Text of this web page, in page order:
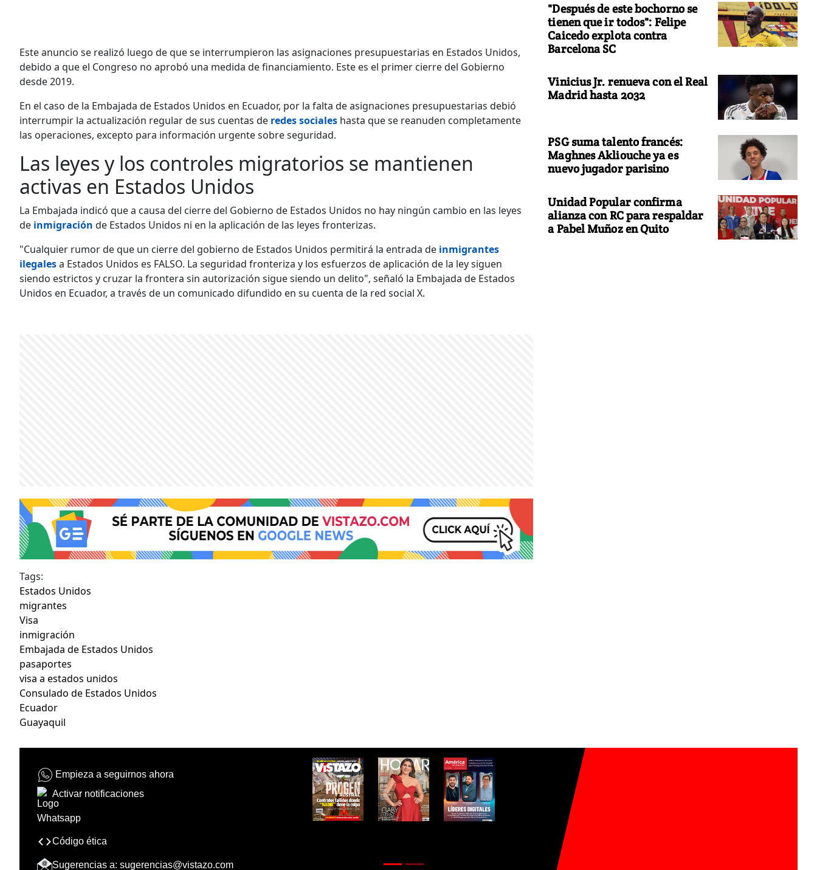
Este anuncio se realizó luego de que se interrumpieron las asignaciones presupuestarias en Estados Unidos,
debido a que el Congreso no aprobó una medida de financiamiento. Este es el primer cierre del Gobierno
desde 2019.
En el caso de la Embajada de Estados Unidos en Ecuador, por la falta de asignaciones presupuestarias debió
interrumpir la actualización regular de sus cuentas de redes sociales hasta que se reanuden completamente
las operaciones, excepto para información urgente sobre seguridad.
Las leyes y los controles migratorios se mantienen
activas en Estados Unidos
La Embajada indicó que a causa del cierre del Gobierno de Estados Unidos no hay ningún cambio en las leyes
de inmigración de Estados Unidos ni en la aplicación de las leyes fronterizas.
"Cualquier rumor de que un cierre del gobierno de Estados Unidos permitirá la entrada de inmigrantes
ilegalesa Estados Unidos es FALSO. La seguridad fronteriza y los esfuerzos de aplicación de la ley siguen
siendo estrictos y cruzar la frontera sin autorización sigue siendo un delito", señaló la Embajada de Estados
Unidos en Ecuador, a través de un comunicado difundido en su cuenta de la red social X.
Tags:
Estados Unidos
migrantes
Visa
inmigración
Embajada de Estados Unidos
pasaportes
visa a estados unidos
Consulado de Estados Unidos
Ecuador
Guayaquil
"Después de este bochorno se
tienen que ir todos": Felipe
Caicedo explota contra
Barcelona SC
Vinicius Jr. renueva con el Real
Madrid hasta 2032
PSG suma talento francés:
Maghnes Akliouche ya es
nuevo jugador parisino
Unidad Popular confirma
alianza con RC para respaldar
a Pabel Muñoz en Quito
Empieza a seguirnos ahora
Activar notificaciones
Código ética
Sugerencias a: sugerencias@vistazo.com